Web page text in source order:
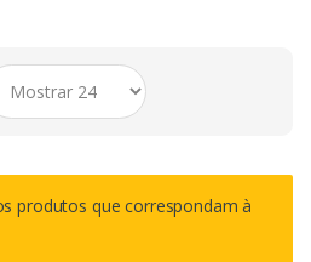
produtos que correspondam à